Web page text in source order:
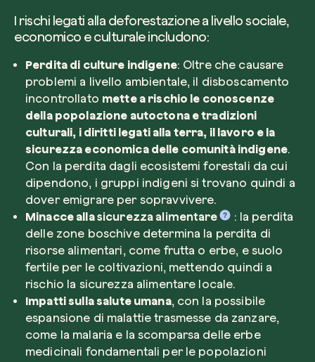
I rischi legati alla deforestazione a livello sociale,
economico e culturale includono:
Perdita di culture indigene: Oltre che causare
problemi a livello ambientale, il disboscamento
incontrollato mette a rischio le conoscenze
della popolazione autoctona e tradizioni
culturali, i diritti legati alla terra, il lavoro e la
sicurezza economica delle comunità indigene.
Con la perdita dagli ecosistemi forestali da cui
dipendono, i gruppi indigeni si trovano quindi a
dover emigrare per sopravvivere.
Minacce allasicurezza alimentare
: la perdita
delle zone boschive determina la perdita di
risorse alimentari, come frutta o erbe, e suolo
fertile per le coltivazioni, mettendo quindi a
rischio la sicurezza alimentare locale.
Impatti sulla salute umana, con la possibile
espansione di malattie trasmesse da zanzare,
come la malaria e la scomparsa delle erbe
medicinali fondamentali per le popolazioni